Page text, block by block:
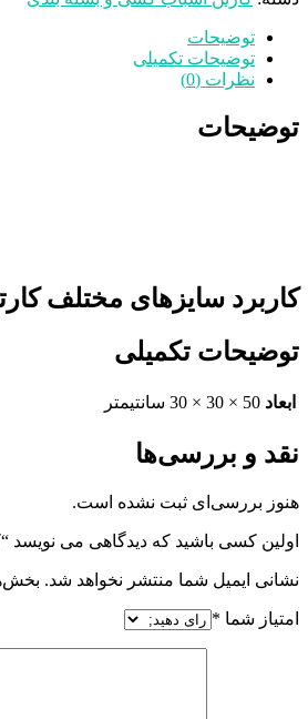
توضیحات
توضیحات تکمیلی
نظرات (0)
توضیحات
کاربرد سایزهای مختلف
توضیحات تکمیلی
ابعاد 50 × 30 × 30 سانتیمتر
نقد و بررسی‌ها
هنوز بررسی‌ای ثبت نشده است.
اولین کسی باشید که دیدگاهی می نویسد
نشانی ایمیل شما منتشر نخواهد شد.
امتیاز شما *